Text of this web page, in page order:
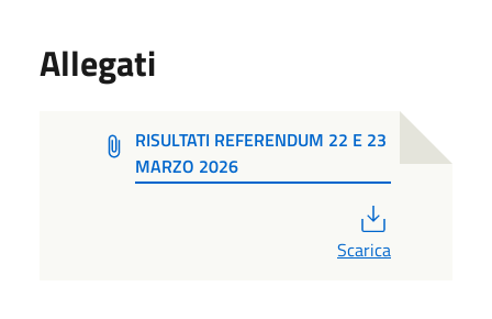
Allegati
RISULTATI REFERENDUM 22 E 23
MARZO 2026
Scarica